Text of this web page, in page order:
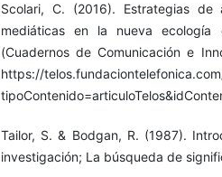
Scolari, C. (2016). Estrategias de
mediáticas en la nueva ecología
(Cuadernos de Comunicación e
https://
Tailor, S. & Bodgan, R. (1987).
investigación; La búsqueda de